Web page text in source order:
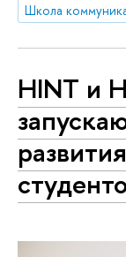
Школа
HINT и